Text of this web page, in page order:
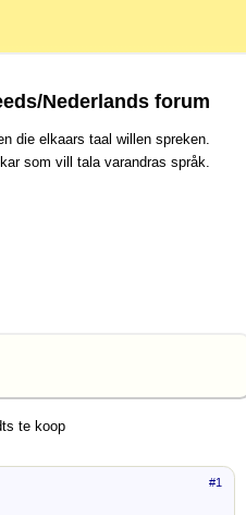
Nederlands forum
die elkaars taal willen spreken.
som vill tala varandras språk.
te koop
#1